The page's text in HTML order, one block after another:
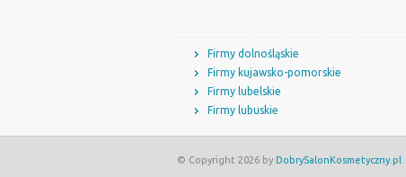
Firmy dolnośląskie
Firmy kujawsko-pomorskie
Firmy lubelskie
Firmy lubuskie
© Copyright 2026 by DobrySalonKosmetyczny.pl